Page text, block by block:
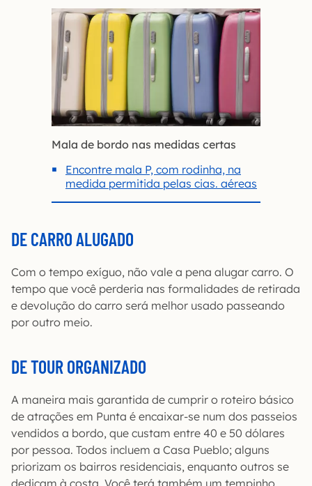
Mala de bordo nas medidas certas
Encontre mala P, com rodinha, na
medida permitida pelas cias. aéreas
DE CARRO ALUGADO
Com o tempo exíguo, não vale a pena alugar carro. O
tempo que você perderia nas formalidades de retirada
e devolução do carro será melhor usado passeando
por outro meio.
DE TOUR ORGANIZADO
A maneira mais garantida de cumprir o roteiro básico
de atrações em Punta é encaixar-se num dos passeios
vendidos a bordo, que custam entre 40 e 50 dólares
por pessoa. Todos incluem a Casa Pueblo; alguns
priorizam os bairros residenciais, enquanto outros se